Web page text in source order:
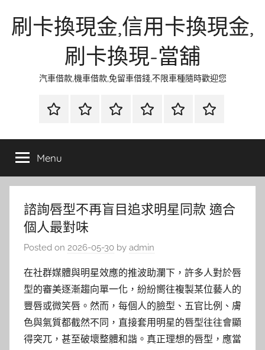
刷卡換現金,信用卡換現金,
刷卡換現-當舖
汽車借款,機車借款,免留車借錢,不限車種隨時歡迎您
首
當
金
網
資
流
時
環
清
聯
徵
Menu
諮詢唇型不再盲目追求明星同款 適合
個人最對味
Posted on 2026-05-30 by admin
在社群媒體與明星效應的推波助瀾下，許多人對於唇
型的審美逐漸趨向單一化，紛紛嚮往複製某位藝人的
豐唇或微笑唇。然而，每個人的臉型、五官比例、膚
色與氣質都截然不同，直接套用明星的唇型往往會顯
得突兀，甚至破壞整體和諧。真正理想的唇型，應當